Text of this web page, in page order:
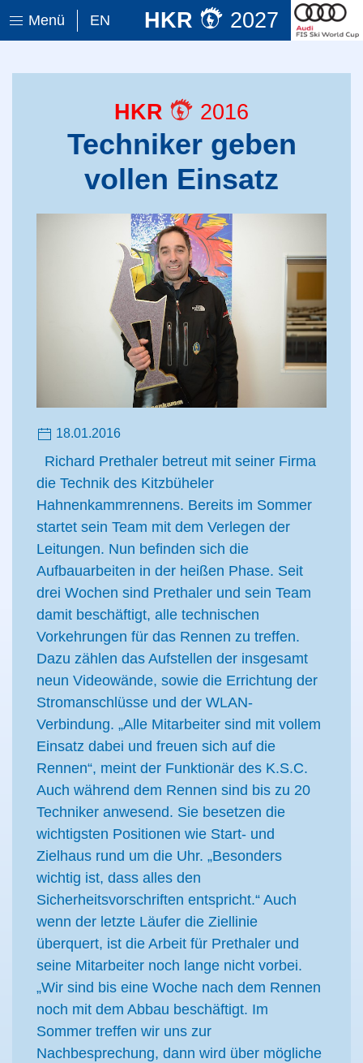
Menü EN HKR 2027
HKR 2016
Techniker geben
vollen Einsatz
18.01.2016
Richard Prethaler betreut mit seiner Firma
die Technik des Kitzbüheler
Hahnenkammrennens. Bereits im Sommer
startet sein Team mit dem Verlegen der
Leitungen. Nun befinden sich die
Aufbauarbeiten in der heißen Phase. Seit
drei Wochen sind Prethaler und sein Team
damit beschäftigt, alle technischen
Vorkehrungen für das Rennen zu treffen.
Dazu zählen das Aufstellen der insgesamt
neun Videowände, sowie die Errichtung der
Stromanschlüsse und der WLAN-
Verbindung. „Alle Mitarbeiter sind mit vollem
Einsatz dabei und freuen sich auf die
Rennen“, meint der Funktionär des K.S.C.
Auch während dem Rennen sind bis zu 20
Techniker anwesend. Sie besetzen die
wichtigsten Positionen wie Start- und
Zielhaus rund um die Uhr. „Besonders
wichtig ist, dass alles den
Sicherheitsvorschriften entspricht.“ Auch
wenn der letzte Läufer die Ziellinie
überquert, ist die Arbeit für Prethaler und
seine Mitarbeiter noch lange nicht vorbei.
„Wir sind bis eine Woche nach dem Rennen
noch mit dem Abbau beschäftigt. Im
Sommer treffen wir uns zur
Nachbesprechung, dann wird über mögliche